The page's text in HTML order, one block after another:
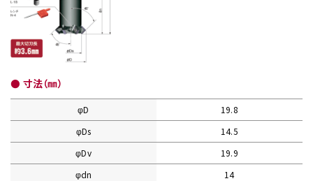
● 寸法（㎜）
φD
19.8
φDs
14.5
φDv
19.9
φdn
14